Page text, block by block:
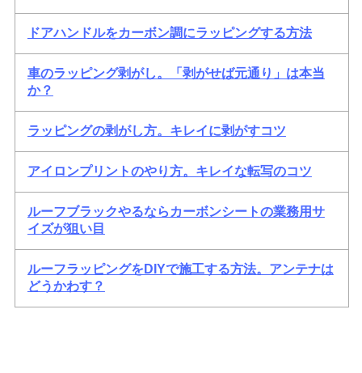
ドアハンドルをカーボン調にラッピングする方法
車のラッピング剥がし。「剥がせば元通り」は本当
か？
ラッピングの剥がし方。キレイに剥がすコツ
アイロンプリントのやり方。キレイな転写のコツ
ルーフブラックやるならカーボンシートの業務用サ
イズが狙い目
ルーフラッピングをDIYで施工する方法。アンテナは
どうかわす？